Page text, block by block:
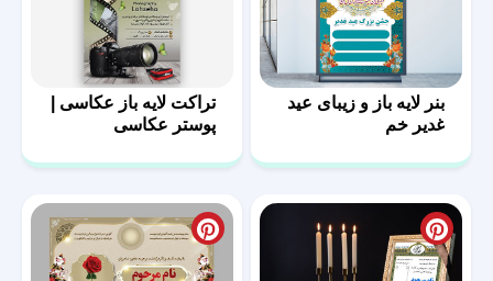
بنر لایه باز و زیبای عید
غدیر خم
تراکت لایه باز عکاسی |
پوستر عکاسی